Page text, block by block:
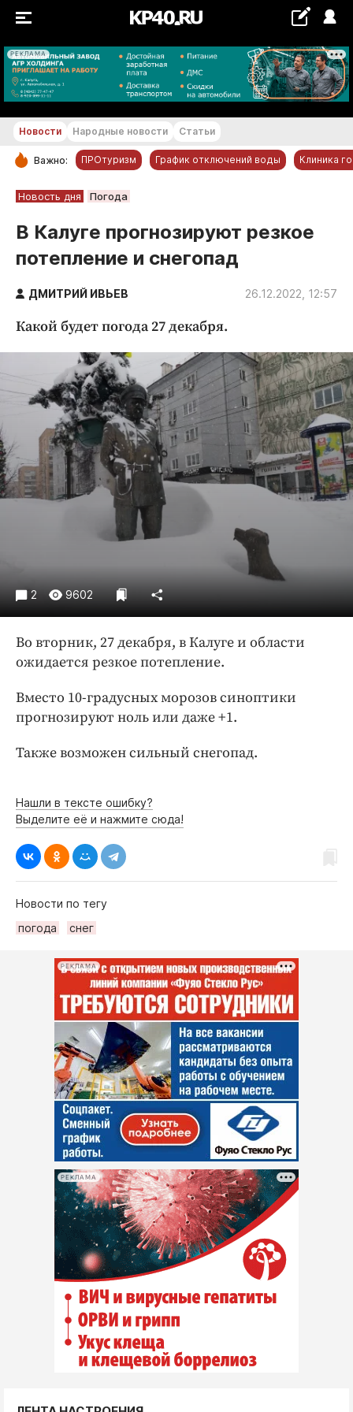
РЕКЛАМА
+18...+19 °С
РУБРИКИ
Новости компаний
Статьи
Народные новости
Авто и транспорт
Благоустройство
Криминал
Культура
Недвижимость и ЖКХ
Образование
Общество
Погода
Праздники
Происшествия
Экономика и бизнес
Блоги
Издания
Интересное чтиво
Бренд года
Новости Народные новости Статьи
Важно: ПРОтуризм График отключений воды Клиника
Новость дня Погода
В Калуге прогнозируют резкое
потепление и снегопад
ДМИТРИЙ ИВЬЕВ 26.12.2022, 12:57
Какой будет погода 27 декабря.
2 9602
Во вторник, 27 декабря, в Калуге и области
ожидается резкое потепление.
Вместо 10-градусных морозов синоптики
прогнозируют ноль или даже +1.
Также возможен сильный снегопад.
Нашли в тексте ошибку?
Выделите её и нажмите сюда!
Новости по тегу
погода
снег
РЕКЛАМА
РЕКЛАМА